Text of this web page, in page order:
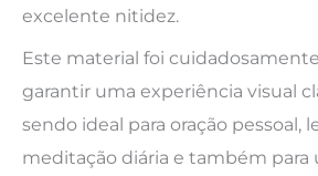
excelente nitidez.
Este material foi
garantir uma experiência visual
sendo ideal para oração pessoal,
meditação diária e também para